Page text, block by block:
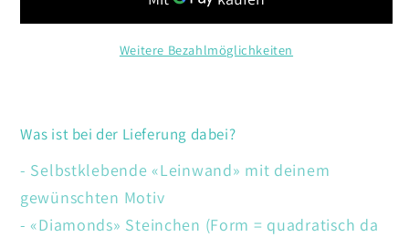
Weitere Bezahlmöglichkeiten
Was ist bei der Lieferung dabei?
- Selbstklebende «Leinwand» mit deinem
gewünschten Motiv
- «Diamonds» Steinchen (Form = quadratisch da